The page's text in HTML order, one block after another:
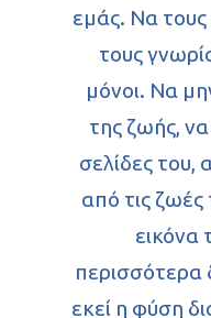
εμάς. Να τους
τους
μόνοι. Να
της ζωής, να
σελίδες
από τις
εικόνα
περισσότερα
εκεί η φύση